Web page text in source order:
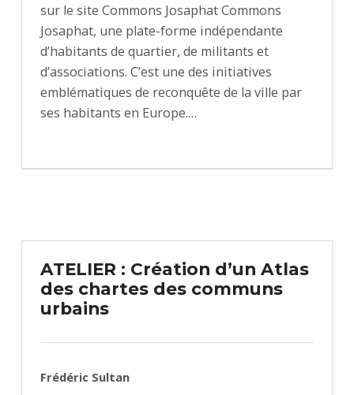
sur le site Commons Josaphat Commons
Josaphat, une plate-forme indépendante
d’habitants de quartier, de militants et
d’associations. C’est une des initiatives
emblématiques de reconquête de la ville par
ses habitants en Europe.…
ATELIER : Création d’un Atlas
des chartes des communs
urbains
RÉDIGÉ PAR :
Frédéric Sultan